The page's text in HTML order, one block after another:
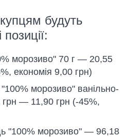
будуть
морозиво" 70 г — 20,55
економія 9,00 грн)
морозиво" ванільно-
— 11,90 грн (-45%,
"100% морозиво" — 96,18